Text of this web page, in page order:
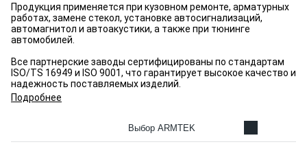
Продукция применяется при кузовном ремонте, арматурных
работах, замене стекол, установке автосигнализаций,
автомагнитол и автоакустики, а также при тюнинге
автомобилей.
Все партнерские заводы сертифицированы по стандартам
ISO/TS 16949 и ISO 9001, что гарантирует высокое качество и
надежность поставляемых изделий.
Подробнее
Выбор ARMTEK